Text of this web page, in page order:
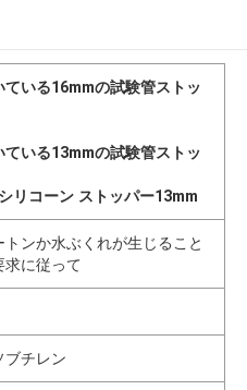
ている16mmの試験管ストッ
ている13mmの試験管ストッ
リコーン ストッパー13mm
トンか水ぶくれが生じること
求に従って
ブチレン